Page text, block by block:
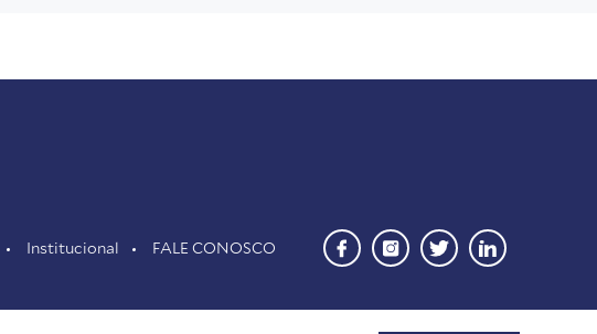
Institucional FALE CONOSCO